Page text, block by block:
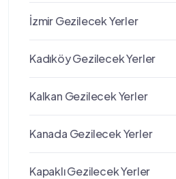
İzmir Gezilecek Yerler
Kadıköy Gezilecek Yerler
Kalkan Gezilecek Yerler
Kanada Gezilecek Yerler
Kapaklı Gezilecek Yerler